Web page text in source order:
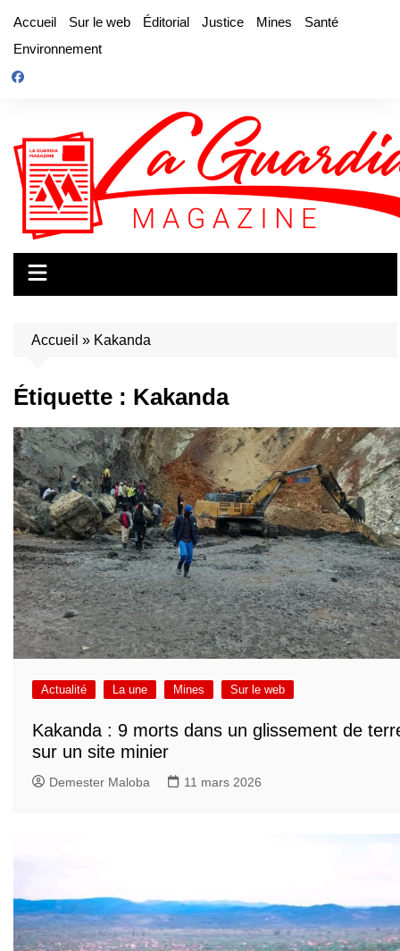
contenu
Accueil Sur le web Éditorial Justice Mines
Santé
Environnement
Accueil » Kakanda
Étiquette : Kakanda
Actualité La une Mines Sur le web
Kakanda : 9 morts dans un glissement de
sur un site minier
Demester Maloba 11 mars 2026